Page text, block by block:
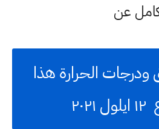
عن
الحرارة هذا